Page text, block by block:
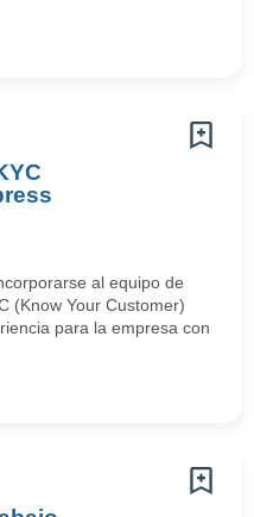
al equipo de
(Know Your Customer)
para la empresa con